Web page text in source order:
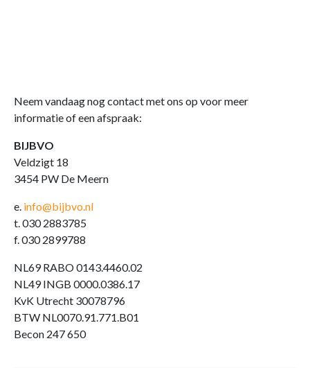
Neem vandaag nog contact met ons op voor meer
informatie of een afspraak:
BIJBVO
Veldzigt 18
3454 PW De Meern
e. info@bijbvo.nl
t. 030 2883785
f. 030 2899788
NL69 RABO 0143.4460.02
NL49 INGB 0000.0386.17
KvK Utrecht 30078796
BTW NL0070.91.771.B01
Becon 247 650